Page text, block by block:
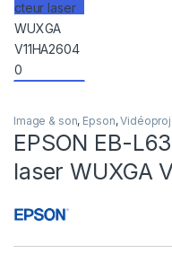
Image & son, Epson,
EPSON EB-
laser WUXGA